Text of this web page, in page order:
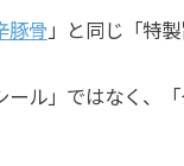
豚骨 」と同じ「特
ール」ではなく、